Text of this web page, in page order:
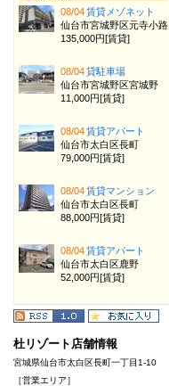
08/04賃貸メゾネット
仙台市宮城野区元寺小路
135,000円[賃貸]
08/04貸駐車場
仙台市宮城野区宮城野
11,000円[賃貸]
08/04賃貸アパート
仙台市太白区長町
79,000円[賃貸]
08/04賃貸マンション
仙台市太白区長町
88,000円[賃貸]
08/04賃貸アパート
仙台市太白区鹿野
52,000円[賃貸]
杜リゾート店舗情報
宮城県仙台市太白区長町一丁目1-10
［営業エリア］